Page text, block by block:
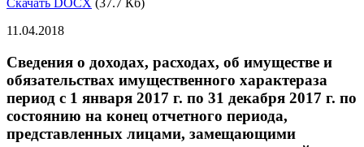
Скачать DOCX (37.7 Кб)
11.04.2018
Сведения о доходах, расходах, об имуществе и
обязательствах имущественного характераза
период с 1 января 2017 г. по 31 декабря 2017 г. по
состоянию на конец отчетного периода,
представленных лицами, замещающими